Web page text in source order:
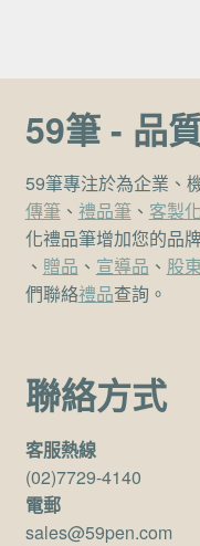
59筆 - 品
59筆專注於為企業、
傳筆、 禮品筆、 客製
化禮品筆增加您的品
、 贈品 、 宣導品 、 股
們聯絡禮品查詢。
聯絡方式
客服熱線
(02)7729-4140
電郵
sales@59pen.com